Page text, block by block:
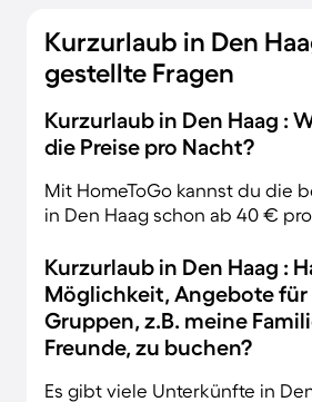
Kurzurlaub in Den
gestellte Fragen
Kurzurlaub in Den Haag :
die Preise pro Nacht?
Mit HomeToGo kannst du die
in Den Haag schon ab 40 €
Kurzurlaub in Den Haag :
Möglichkeit, Angebote für
Gruppen, z.B. meine
Freunde, zu buchen?
Es gibt viele Unterkünfte in